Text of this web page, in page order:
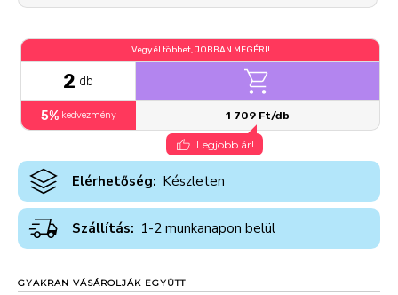
Vegyél többet, JOBBAN MEGÉRI!
2 db
5% kedvezmény 1 709 Ft/db
Legjobb ár!
Elérhetőség: Készleten
Szállítás: 1-2 munkanapon belül
GYAKRAN VÁSÁROLJÁK EGYÜTT